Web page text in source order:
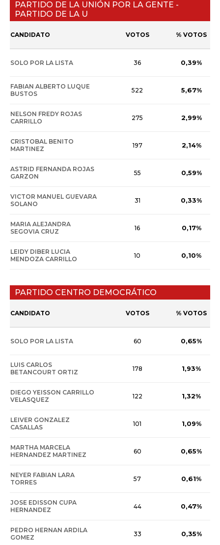
PARTIDO DE LA UNIÓN POR LA GENTE -
PARTIDO DE LA U
CANDIDATO VOTOS % VOTOS
SOLO POR LA LISTA 36 0,39%
FABIAN ALBERTO LUQUE
BUSTOS
522 5,67%
NELSON FREDY ROJAS
CARRILLO
275 2,99%
CRISTOBAL BENITO
MARTINEZ
197 2,14%
ASTRID FERNANDA ROJAS
GARZON
55 0,59%
VICTOR MANUEL GUEVARA
SOLANO
31 0,33%
MARIA ALEJANDRA
SEGOVIA CRUZ
16 0,17%
LEIDY DIBER LUCIA
MENDOZA CARRILLO
10 0,10%
PARTIDO CENTRO DEMOCRÁTICO
CANDIDATO VOTOS % VOTOS
SOLO POR LA LISTA 60 0,65%
LUIS CARLOS
BETANCOURT ORTIZ
178 1,93%
DIEGO YEISSON CARRILLO
VELASQUEZ
122 1,32%
LEIVER GONZALEZ
CASALLAS
101 1,09%
MARTHA MARCELA
HERNANDEZ MARTINEZ
60 0,65%
NEYER FABIAN LARA
TORRES
57 0,61%
JOSE EDISSON CUPA
HERNANDEZ
44 0,47%
PEDRO HERNAN ARDILA
GOMEZ
33 0,35%